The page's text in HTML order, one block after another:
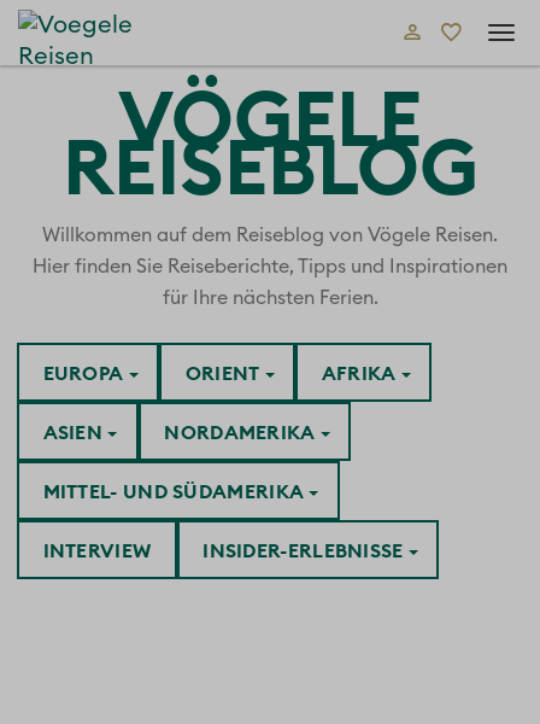
VÖGELE
REISEBLOG
Willkommen auf dem Reiseblog von Vögele Reisen.
Hier finden Sie Reiseberichte, Tipps und Inspirationen
für Ihre nächsten Ferien.
AFRIKA
ASIEN
EUROPA
INSIDER-ERLEBNISSE
INTERVIEW
MITTEL- UND SÜDAMERIKA
NORDAMERIKA
ORIENT